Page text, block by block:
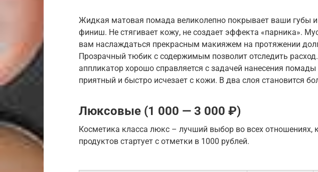
Жидкая матовая помада великолепно покрывает ваши губы
финиш. Не стягивает кожу, не создает эффекта «парника».
вам наслаждаться прекрасным макияжем на протяжении
Прозрачный тюбик с содержимым позволит отследить
аппликатор хорошо справляется с задачей нанесения
приятный и быстро исчезает с кожи. В два слоя становится
Люксовые (1 000 — 3 000 ₽)
Косметика класса люкс – лучший выбор во всех отношениях,
продуктов стартует с отметки в 1000 рублей.